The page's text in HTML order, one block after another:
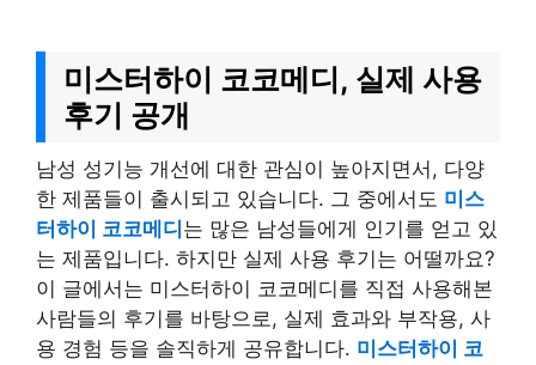
미스터하이 코코메디, 실제 사용
후기 공개
남성 성기능 개선에 대한 관심이 높아지면서, 다양
한 제품들이 출시되고 있습니다. 그 중에서도 미스
터하이 코코메디 는 많은 남성들에게 인기를 얻고 있
는 제품입니다. 하지만 실제 사용 후기는 어떨까요?
이 글에서는 미스터하이 코코메디를 직접 사용해본
사람들의 후기를 바탕으로, 실제 효과와 부작용, 사
용 경험 등을 솔직하게 공유합니다. 미스터하이 코